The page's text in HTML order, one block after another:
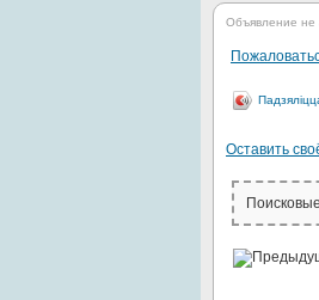
Объявление не
Оставить